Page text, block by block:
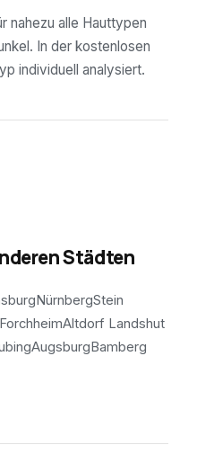
nahezu alle Hauttypen
In der kostenlosen
individuell analysiert.
Städten
NürnbergStein
ForchheimAltdorf Landshut
AugsburgBamberg